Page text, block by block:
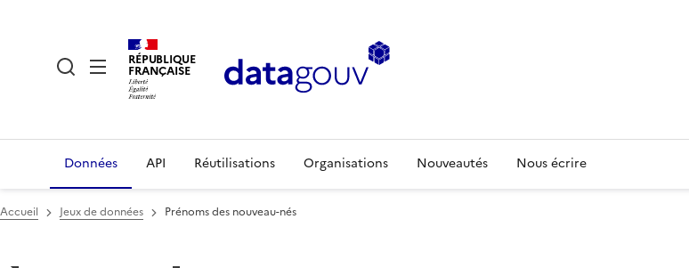
RÉPUBLIQUE
FRANÇAISE
Données API Réutilisations Organisations Nouveautés Nous écrire
Accueil Jeux de données Prénoms des nouveau-nés